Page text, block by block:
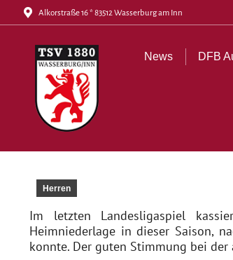
Alkorstraße 16 * 83512 Wasserburg am Inn
News DFB
Herren
Im letzten Landesligaspiel
Heimniederlage in dieser Saison,
konnte. Der guten Stimmung bei
News DFB Ausbildungszentrum